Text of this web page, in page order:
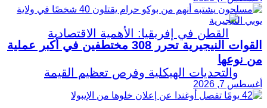
القوات النيجيرية تحرر 308 مختطفين في أكبر عملية
من نوعها
أغسطس 7, 2026